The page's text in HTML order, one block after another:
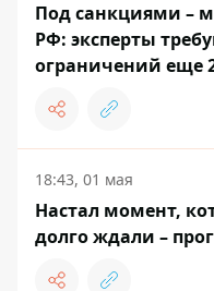
Под санкциями –
РФ: эксперты
ограничений еще
18:43, 01 мая
Настал момент,
долго ждали –